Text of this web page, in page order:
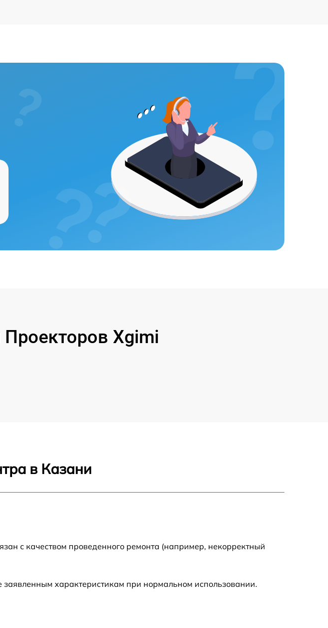
Xgimi
в Казани
с качеством проведенного ремонта (например, некорректный
характеристикам при нормальном использовании.